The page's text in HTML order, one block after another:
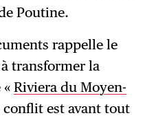
Poutine.
rappelle le
transformer la
«Riviera du Moyen-
conflit est avant tout